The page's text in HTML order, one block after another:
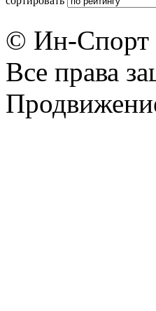
© Ин-Спорт
Все права